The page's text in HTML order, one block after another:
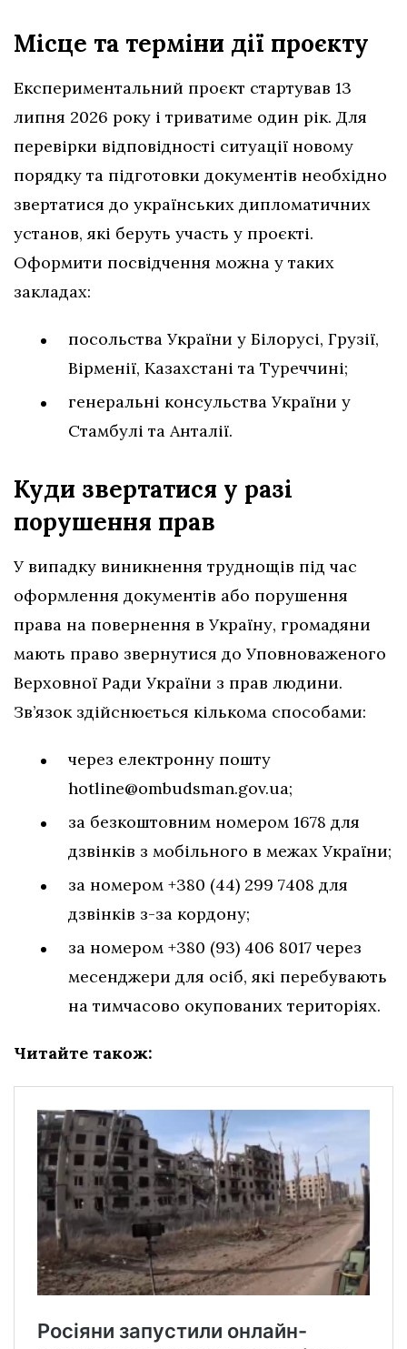
Місце та терміни дії проєкту
Експериментальний проєкт стартував 13
липня 2026 року і триватиме один рік. Для
перевірки відповідності ситуації новому
порядку та підготовки документів необхідно
звертатися до українських дипломатичних
установ, які беруть участь у проєкті.
Оформити посвідчення можна у таких
закладах:
посольства України у Білорусі, Грузії,
Вірменії, Казахстані та Туреччині;
генеральні консульства України у
Стамбулі та Анталії.
Куди звертатися у разі
порушення прав
У випадку виникнення труднощів під час
оформлення документів або порушення
права на повернення в Україну, громадяни
мають право звернутися до Уповноваженого
Верховної Ради України з прав людини.
Зв’язок здійснюється кількома способами:
через електронну пошту
hotline@ombudsman.gov.ua;
за безкоштовним номером 1678 для
дзвінків з мобільного в межах України;
за номером +380 (44) 299 7408 для
дзвінків з-за кордону;
за номером +380 (93) 406 8017 через
месенджери для осіб, які перебувають
на тимчасово окупованих територіях.
Читайте також: